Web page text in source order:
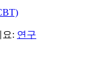
: 연구